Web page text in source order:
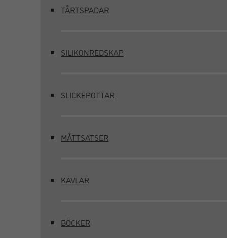
TÅRTSPADAR
SILIKONREDSKAP
SLICKEPOTTAR
MÅTTSATSER
KAVLAR
BÖCKER